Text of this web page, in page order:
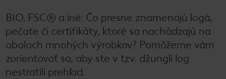
BIO, FSC® a iné: Čo presne znamenajú logá,
pečate či certifikáty, ktoré sa nachádzajú na
obaloch mnohých výrobkov? Pomôžeme vám
zorientovať sa, aby ste v tzv. džungli log
nestratili prehľad.